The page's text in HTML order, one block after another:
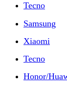
Tecno
Samsung
Xiaomi
Tecno
Honor/